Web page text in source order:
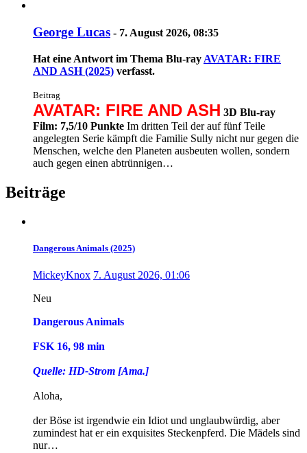
George Lucas - 7. August 2026, 08:35
Hat eine Antwort im Thema Blu-ray AVATAR: FIRE
AND ASH (2025) verfasst.
Beitrag
AVATAR: FIRE AND ASH 3D Blu-ray
Film: 7,5/10 Punkte Im dritten Teil der auf fünf Teile
angelegten Serie kämpft die Familie Sully nicht nur gegen die
Menschen, welche den Planeten ausbeuten wollen, sondern
auch gegen einen abtrünnigen…
Beiträge
Dangerous Animals (2025)
MickeyKnox 7. August 2026, 01:06
Neu
Dangerous Animals
FSK 16, 98 min
Quelle: HD-Strom [Ama.]
Aloha,
der Böse ist irgendwie ein Idiot und unglaubwürdig, aber
zumindest hat er ein exquisites Steckenpferd. Die Mädels sind
nur…